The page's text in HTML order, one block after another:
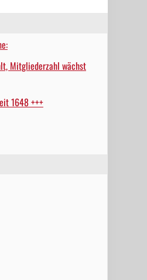
Mitgliederzahl wächst
1648 +++